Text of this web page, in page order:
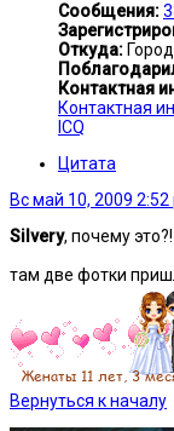
Сообщения:
Откуда:
Контактная
Контактная
ICQ
Цитата
Вс май 10, 2009 2:52
Silvery, почему
там две фотки
Вернуться к началу